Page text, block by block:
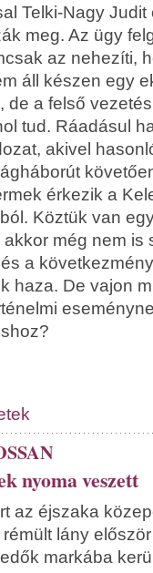
Telki-Nagy Judit
meg. Az ügy
az nehezíti,
áll készen egy
de a felső
tud. Ráadásul
akivel
érkezik a
Köztük van
még nem is
a
haza. De vajon
nyoma veszett
az éjszaka
lány
markába